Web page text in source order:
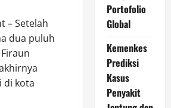
– Setelah
dua puluh
di kota
Portofolio
Global
Kemenkes
Prediksi
Kasus
Penyakit